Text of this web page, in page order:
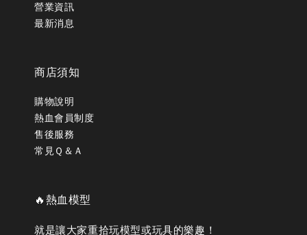
營業資訊
最新消息
商店須知
購物說明
熱血會員制度
售後服務
常見Ｑ＆Ａ
🔥熱血模型
就是讓大家重拾玩模型或玩具的樂趣！